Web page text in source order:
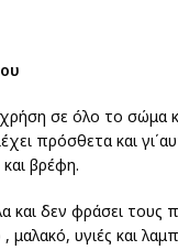
χρήση σε όλο το σώμα
πρόσθετα και
βρέφη.
και δεν φράσει τους
υγιές και